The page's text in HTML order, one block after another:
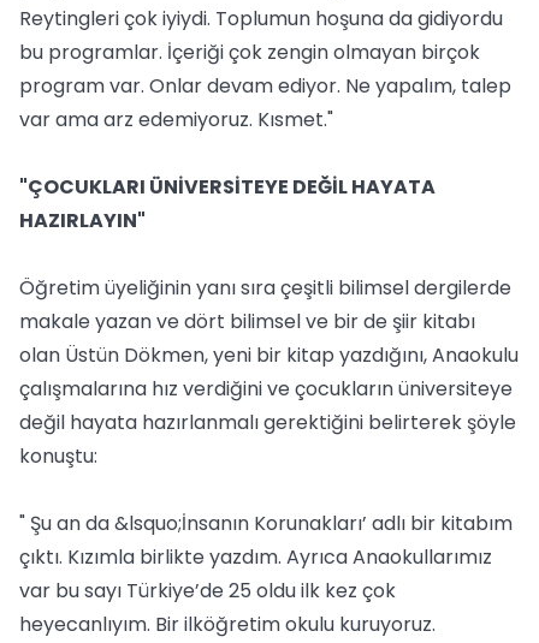
Reytingleri çok iyiydi. Toplumun hoşuna da gidiyordu
bu programlar. İçeriği çok zengin olmayan birçok
program var. Onlar devam ediyor. Ne yapalım, talep
var ama arz edemiyoruz. Kısmet."
"ÇOCUKLARI ÜNİVERSİTEYE DEĞİL HAYATA
HAZIRLAYIN"
Öğretim üyeliğinin yanı sıra çeşitli bilimsel dergilerde
makale yazan ve dört bilimsel ve bir de şiir kitabı
olan Üstün Dökmen, yeni bir kitap yazdığını, Anaokulu
çalışmalarına hız verdiğini ve çocukların üniversiteye
değil hayata hazırlanmalı gerektiğini belirterek şöyle
konuştu:
" Şu an da &lsquo;İnsanın Korunakları’ adlı bir kitabım
çıktı. Kızımla birlikte yazdım. Ayrıca Anaokullarımız
var bu sayı Türkiye’de 25 oldu ilk kez çok
heyecanlıyım. Bir ilköğretim okulu kuruyoruz.